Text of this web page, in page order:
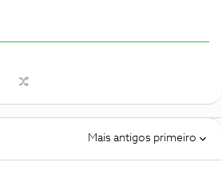
Mais antigos primeiro